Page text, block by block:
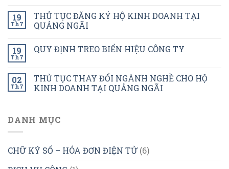
19
Th7
THỦ TỤC ĐĂNG KÝ HỘ KINH DOANH TẠI
QUẢNG NGÃI
19
Th7
QUY ĐỊNH TREO BIỂN HIỆU CÔNG TY
02
Th7
THỦ TỤC THAY ĐỔI NGÀNH NGHỀ CHO HỘ
KINH DOANH TẠI QUẢNG NGÃI
DANH MỤC
CHỮ KÝ SỐ – HÓA ĐƠN ĐIỆN TỬ(6)